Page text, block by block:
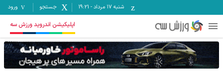
شنبه ۱۷ مرداد -
19:21 جستجو ورود
اپلیکیشن اندروید ورزش سه